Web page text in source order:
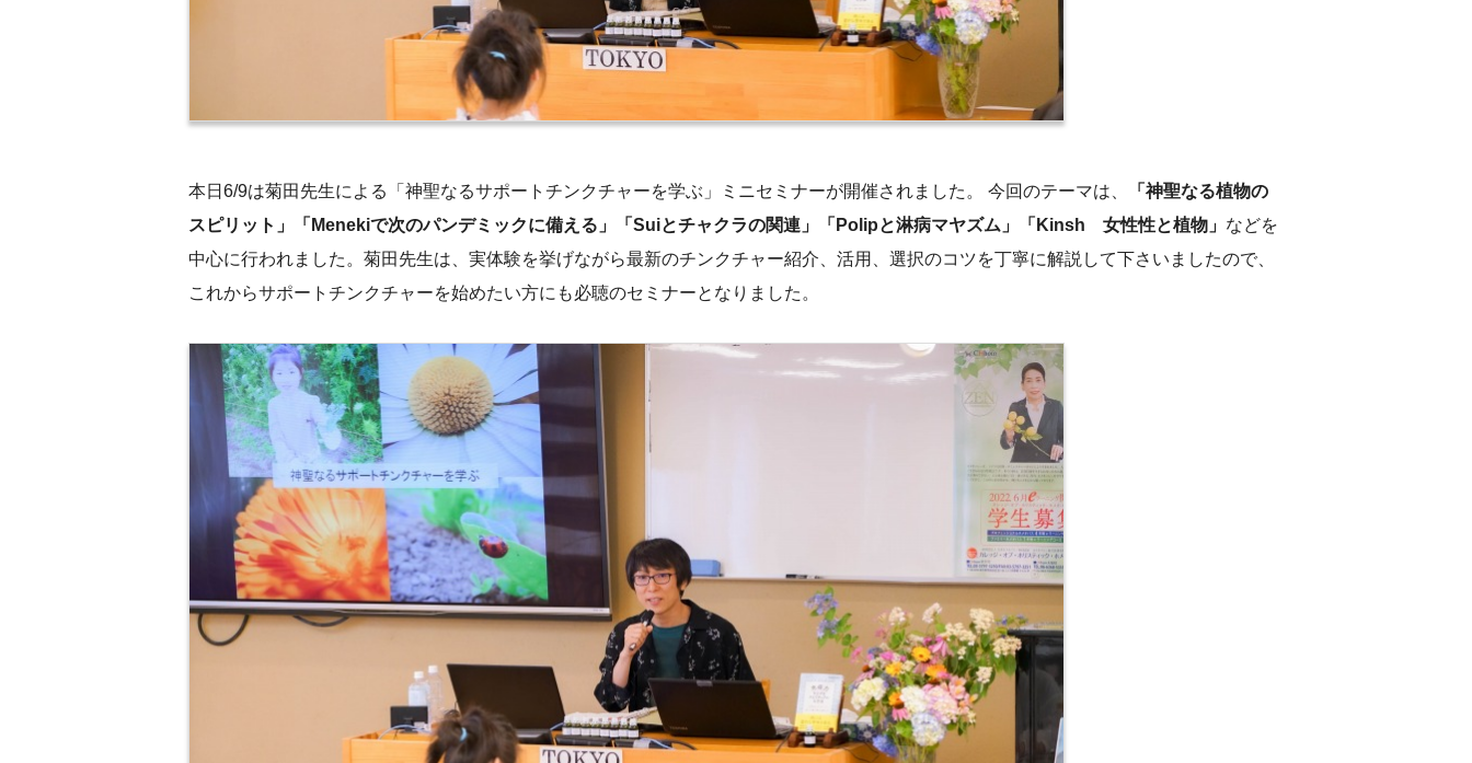
本日6/9は菊田先生による「神聖なるサポートチンクチャーを学ぶ」ミニセミナーが開催されました。 今回のテーマは、
「神聖なる植物の
スピリット」「Menekiで次のパンデミックに備える」「Suiとチャクラの関連」「Polipと淋病マヤズム」「Kinsh 女性性と植物」 などを
中心に行われました。菊田先生は、実体験を挙げながら最新のチンクチャー紹介、活用、選択のコツを丁寧に解説して下さいましたので、
これからサポートチンクチャーを始めたい方にも必聴のセミナーとなりました。